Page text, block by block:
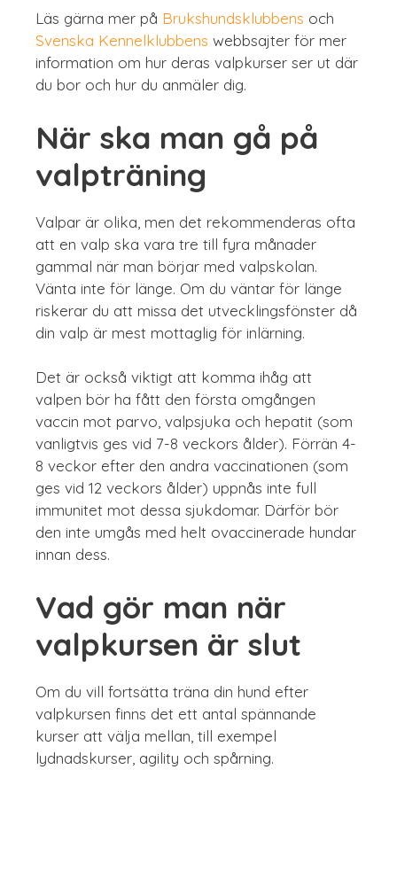
Läs gärna mer på Brukshundsklubbens och
Svenska Kennelklubbens webbsajter för mer
information om hur deras valpkurser ser ut där
du bor och hur du anmäler dig.
När ska man gå på
valpträning
Valpar är olika, men det rekommenderas ofta
att en valp ska vara tre till fyra månader
gammal när man börjar med valpskolan.
Vänta inte för länge. Om du väntar för länge
riskerar du att missa det utvecklingsfönster då
din valp är mest mottaglig för inlärning.
Det är också viktigt att komma ihåg att
valpen bör ha fått den första omgången
vaccin mot parvo, valpsjuka och hepatit (som
vanligtvis ges vid 7-8 veckors ålder). Förrän 4-
8 veckor efter den andra vaccinationen (som
ges vid 12 veckors ålder) uppnås inte full
immunitet mot dessa sjukdomar. Därför bör
den inte umgås med helt ovaccinerade hundar
innan dess.
Vad gör man när
valpkursen är slut
Om du vill fortsätta träna din hund efter
valpkursen finns det ett antal spännande
kurser att välja mellan, till exempel
lydnadskurser, agility och spårning.